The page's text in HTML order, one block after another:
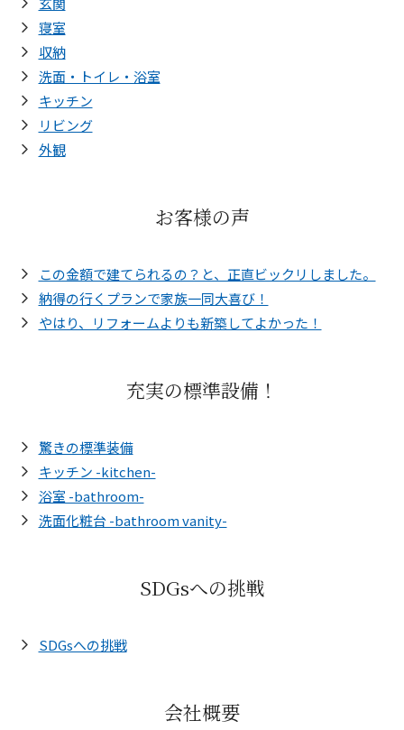
寝室
収納
洗面・トイレ・浴室
キッチン
リビング
外観
お客様の声
この金額で建てられるの？と、正直ビックリしました。
納得の行くプランで家族一同大喜び！
やはり、リフォームよりも新築してよかった！
充実の標準設備！
驚きの標準装備
キッチン -kitchen-
浴室 -bathroom-
洗面化粧台 -bathroom vanity-
SDGsへの挑戦
SDGsへの挑戦
会社概要